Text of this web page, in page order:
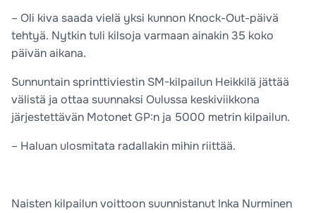
– Oli kiva saada vielä yksi kunnon Knock-Out-päivä
tehtyä. Nytkin tuli kilsoja varmaan ainakin 35 koko
päivän aikana.
Sunnuntain sprinttiviestin SM-kilpailun Heikkilä jättää
välistä ja ottaa suunnaksi Oulussa keskiviikkona
järjestettävän Motonet GP:n ja 5000 metrin kilpailun.
– Haluan ulosmitata radallakin mihin riittää.
Naisten kilpailun voittoon suunnistanut Inka Nurminen